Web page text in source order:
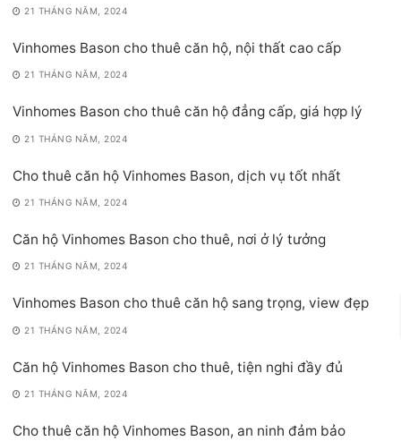
21 THÁNG NĂM, 2024
Vinhomes Bason cho thuê căn hộ, nội thất cao cấp
21 THÁNG NĂM, 2024
Vinhomes Bason cho thuê căn hộ đẳng cấp, giá hợp lý
21 THÁNG NĂM, 2024
Cho thuê căn hộ Vinhomes Bason, dịch vụ tốt nhất
21 THÁNG NĂM, 2024
Căn hộ Vinhomes Bason cho thuê, nơi ở lý tưởng
21 THÁNG NĂM, 2024
Vinhomes Bason cho thuê căn hộ sang trọng, view đẹp
21 THÁNG NĂM, 2024
Căn hộ Vinhomes Bason cho thuê, tiện nghi đầy đủ
21 THÁNG NĂM, 2024
Cho thuê căn hộ Vinhomes Bason, an ninh đảm bảo